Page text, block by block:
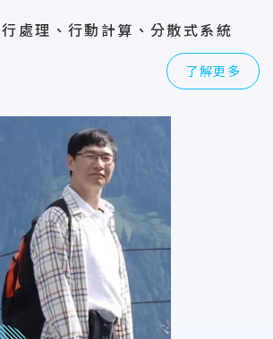
處理、行動計算、分散式系統
了解更多